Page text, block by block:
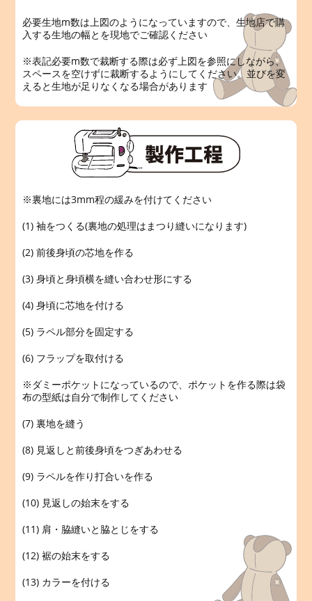
必要生地m数は上図のようになっていますので、生地店で購
入する生地の幅とを現地でご確認ください
※表記必要m数で裁断する際は必ず上図を参照にしながら、
スペースを空けずに裁断するようにしてください。並びを変
えると生地が足りなくなる場合があります
※裏地には3mm程の緩みを付けてください
(1) 袖をつくる(裏地の処理はまつり縫いになります)
(2) 前後身頃の芯地を作る
(3) 身頃と身頃横を縫い合わせ形にする
(4) 身頃に芯地を付ける
(5) ラペル部分を固定する
(6) フラップを取付ける
※ダミーポケットになっているので、ポケットを作る際は袋
布の型紙は自分で制作してください
(7) 裏地を縫う
(8) 見返しと前後身頃をつぎあわせる
(9) ラペルを作り打合いを作る
(10) 見返しの始末をする
(11) 肩・脇縫いと脇とじをする
(12) 裾の始末をする
(13) カラーを付ける